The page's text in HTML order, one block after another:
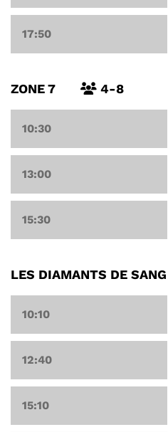
17:50
ZONE 7 4-8
10:30
13:00
15:30
LES DIAMANTS DE SANG
10:10
12:40
15:10